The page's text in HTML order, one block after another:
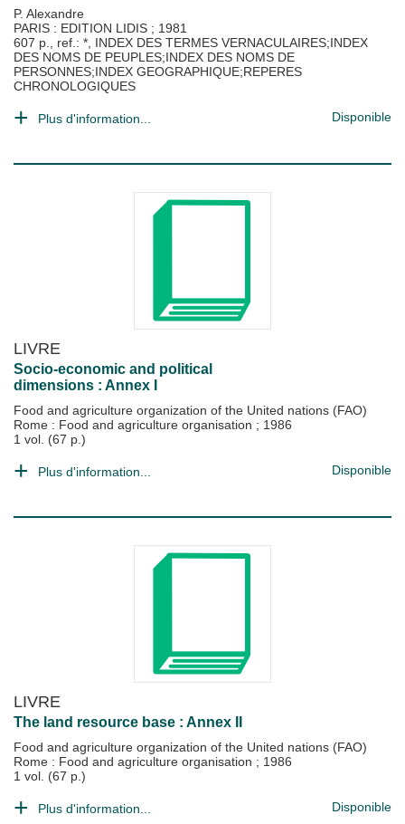
P. Alexandre
PARIS : EDITION LIDIS ; 1981
607 p., ref.: *, INDEX DES TERMES VERNACULAIRES;INDEX
DES NOMS DE PEUPLES;INDEX DES NOMS DE
PERSONNES;INDEX GEOGRAPHIQUE;REPERES
CHRONOLOGIQUES
Plus d'information... Disponible
LIVRE
Socio-economic and political
dimensions : Annex I
Food and agriculture organization of the United nations (FAO)
Rome : Food and agriculture organisation ; 1986
1 vol. (67 p.)
Plus d'information... Disponible
LIVRE
The land resource base : Annex II
Food and agriculture organization of the United nations (FAO)
Rome : Food and agriculture organisation ; 1986
1 vol. (67 p.)
Plus d'information... Disponible